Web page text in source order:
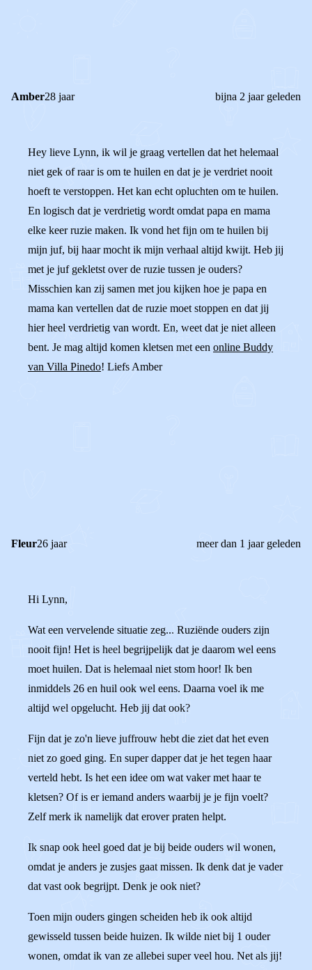
Amber28 jaar bijna 2 jaar geleden
Hey lieve Lynn, ik wil je graag vertellen dat het helemaal
niet gek of raar is om te huilen en dat je je verdriet nooit
hoeft te verstoppen. Het kan echt opluchten om te huilen.
En logisch dat je verdrietig wordt omdat papa en mama
elke keer ruzie maken. Ik vond het fijn om te huilen bij
mijn juf, bij haar mocht ik mijn verhaal altijd kwijt. Heb jij
met je juf gekletst over de ruzie tussen je ouders?
Misschien kan zij samen met jou kijken hoe je papa en
mama kan vertellen dat de ruzie moet stoppen en dat jij
hier heel verdrietig van wordt. En, weet dat je niet alleen
bent. Je mag altijd komen kletsen met een online Buddy
van Villa Pinedo! Liefs Amber
Fleur26 jaar meer dan 1 jaar geleden
Hi Lynn,
Wat een vervelende situatie zeg... Ruziënde ouders zijn
nooit fijn! Het is heel begrijpelijk dat je daarom wel eens
moet huilen. Dat is helemaal niet stom hoor! Ik ben
inmiddels 26 en huil ook wel eens. Daarna voel ik me
altijd wel opgelucht. Heb jij dat ook?
Fijn dat je zo'n lieve juffrouw hebt die ziet dat het even
niet zo goed ging. En super dapper dat je het tegen haar
verteld hebt. Is het een idee om wat vaker met haar te
kletsen? Of is er iemand anders waarbij je je fijn voelt?
Zelf merk ik namelijk dat erover praten helpt.
Ik snap ook heel goed dat je bij beide ouders wil wonen,
omdat je anders je zusjes gaat missen. Ik denk dat je vader
dat vast ook begrijpt. Denk je ook niet?
Toen mijn ouders gingen scheiden heb ik ook altijd
gewisseld tussen beide huizen. Ik wilde niet bij 1 ouder
wonen, omdat ik van ze allebei super veel hou. Net als jij!